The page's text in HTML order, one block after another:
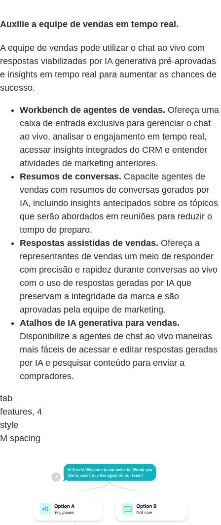
Auxilie a equipe de vendas em tempo real.
A equipe de vendas pode utilizar o chat ao vivo com
respostas viabilizadas por IA generativa pré-aprovadas
e insights em tempo real para aumentar as chances de
sucesso.
Workbench de agentes de vendas. Ofereça uma
caixa de entrada exclusiva para gerenciar o chat
ao vivo, analisar o engajamento em tempo real,
acessar insights integrados do CRM e entender
atividades de marketing anteriores.
Resumos de conversas. Capacite agentes de
vendas com resumos de conversas gerados por
IA, incluindo insights antecipados sobre os tópicos
que serão abordados em reuniões para reduzir o
tempo de preparo.
Respostas assistidas de vendas. Ofereça a
representantes de vendas um meio de responder
com precisão e rapidez durante conversas ao vivo
com o uso de respostas geradas por IA que
preservam a integridade da marca e são
aprovadas pela equipe de marketing.
Atalhos de IA generativa para vendas.
Disponibilize a agentes de chat ao vivo maneiras
mais fáceis de acessar e editar respostas geradas
por IA e pesquisar conteúdo para enviar a
compradores.
tab
features, 4
style
M spacing